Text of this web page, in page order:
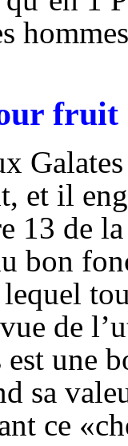
fruit
et il
13 de
bon
de
une
sa
ce